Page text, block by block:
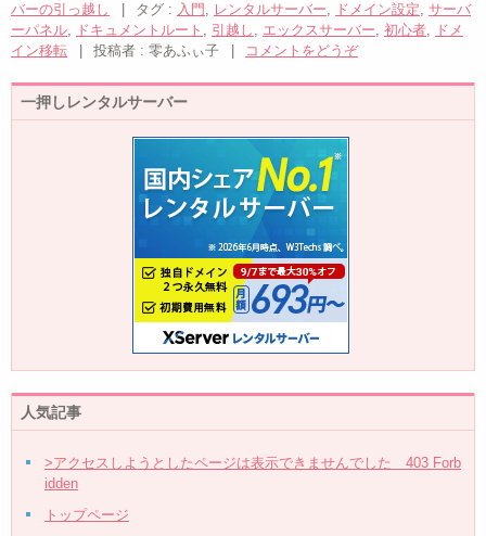
バーの引っ越し
タグ : 入門 , レンタルサーバー, ドメイン設定, サーバ
ーパネル, ドキュメントルート , 引越し , エックスサーバー, 初心者, ドメ
イン移転
投稿者 : 零あふぃ子 コメントをどうぞ
一押しレンタルサーバー
人気記事
>アクセスしようとしたページは表示できませんでした 403 Forb
idden
トップページ